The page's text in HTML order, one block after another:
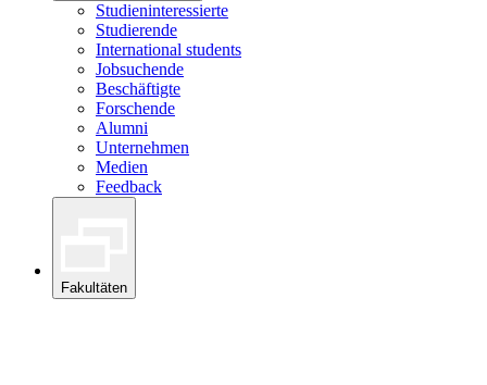
Studieninteressierte
Studierende
International students
Jobsuchende
Beschäftigte
Forschende
Alumni
Unternehmen
Medien
Feedback
Fakultäten